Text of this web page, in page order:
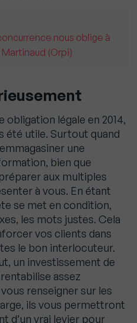
nous oblige à
(Orpi)
légale en 2014,
été utile. Surtout quand
une
bien que
aux multiples
à vous. En étant
se met en condition,
les mots justes. Cela
vos clients dans
le bon interlocuteur.
un investissement de
assez
renseigner sur les
ils vous permettront
d’un vrai levier pour